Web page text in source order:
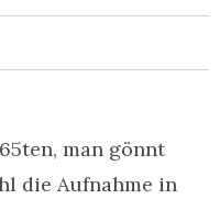
man gönnt
die Aufnahme in